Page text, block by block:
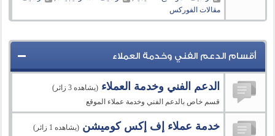
مقالات الفوركس
أقسام الدعم الفني وخدمة العملاء
الدعم الفني وخدمة العملاء (يشاهده 3 زائر)
قسم خاص بالدعم الفني وخدمة عملاء الموقع
خدمة عملاء إف إكس كوميشن (يشاهده 1 زائر)